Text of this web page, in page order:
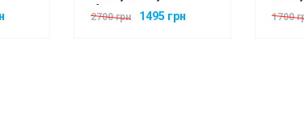
до
барометр, до
2700 грн 1495 грн
до
1700